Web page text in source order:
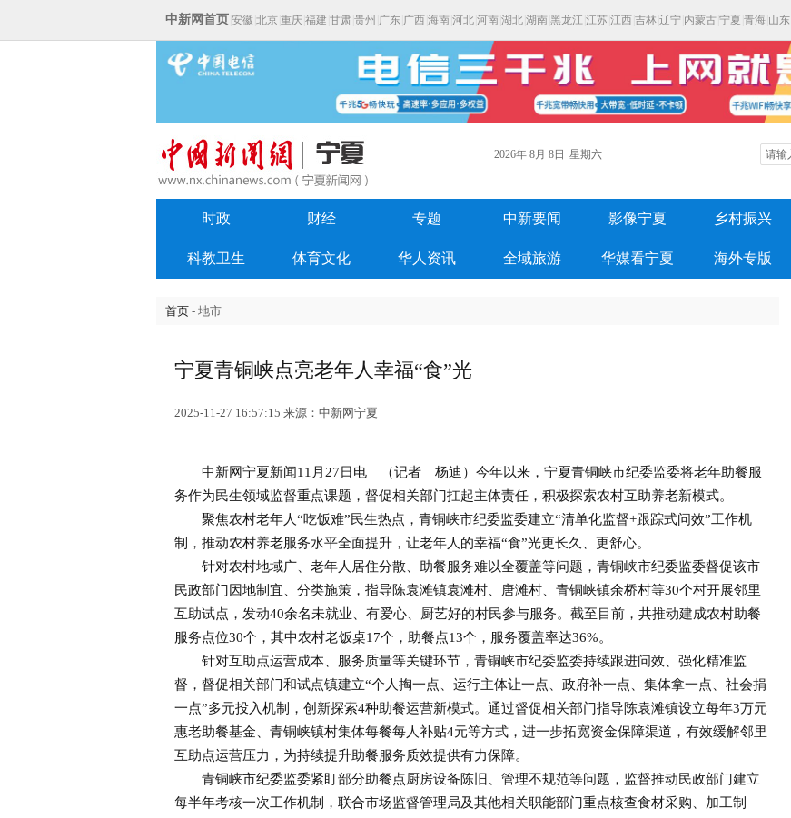
中新网首页 安徽 北京 重庆 福建 甘肃 贵州 广东 广西 海南 河北 河南 湖北 湖南 黑龙江 江苏 江西 吉林 辽宁 内蒙古 宁夏 青海 山东
2026年 8月 8日 星期六
时政 财经 专题 中新要闻 影像宁夏 乡村振兴
科教卫生 体育文化 华人资讯 全域旅游 华媒看宁夏 海外专版
首页 - 地市
宁夏青铜峡点亮老年人幸福“食”光
2025-11-27 16:57:15 来源：中新网宁夏
中新网宁夏新闻11月27日电 （记者 杨迪）今年以来，宁夏青铜峡市纪委监委将老年助餐服
务作为民生领域监督重点课题，督促相关部门扛起主体责任，积极探索农村互助养老新模式。
聚焦农村老年人“吃饭难”民生热点，青铜峡市纪委监委建立“清单化监督+跟踪式问效”工作机
制，推动农村养老服务水平全面提升，让老年人的幸福“食”光更长久、更舒心。
针对农村地域广、老年人居住分散、助餐服务难以全覆盖等问题，青铜峡市纪委监委督促该市
民政部门因地制宜、分类施策，指导陈袁滩镇袁滩村、唐滩村、青铜峡镇余桥村等30个村开展邻里
互助试点，发动40余名未就业、有爱心、厨艺好的村民参与服务。截至目前，共推动建成农村助餐
服务点位30个，其中农村老饭桌17个，助餐点13个，服务覆盖率达36%。
针对互助点运营成本、服务质量等关键环节，青铜峡市纪委监委持续跟进问效、强化精准监
督，督促相关部门和试点镇建立“个人掏一点、运行主体让一点、政府补一点、集体拿一点、社会捐
一点”多元投入机制，创新探索4种助餐运营新模式。通过督促相关部门指导陈袁滩镇设立每年3万元
惠老助餐基金、青铜峡镇村集体每餐每人补贴4元等方式，进一步拓宽资金保障渠道，有效缓解邻里
互助点运营压力，为持续提升助餐服务质效提供有力保障。
青铜峡市纪委监委紧盯部分助餐点厨房设备陈旧、管理不规范等问题，监督推动民政部门建立
每半年考核一次工作机制，联合市场监督管理局及其他相关职能部门重点核查食材采购、加工制